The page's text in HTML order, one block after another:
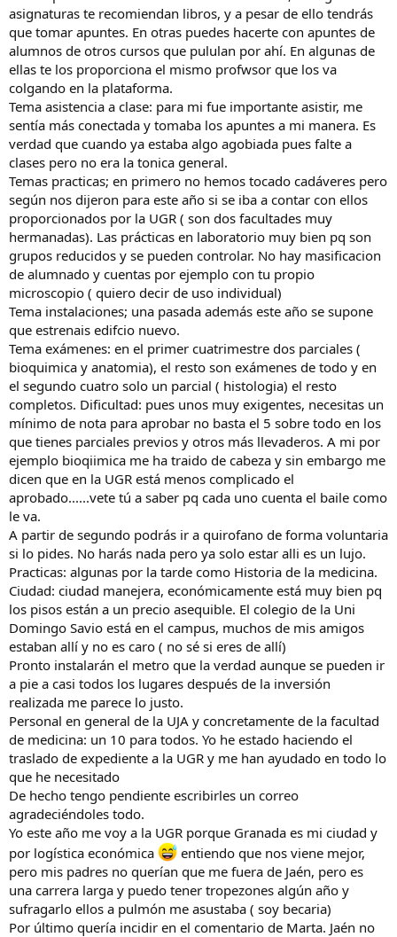
asignaturas te recomiendan libros, y a pesar de ello tendrás
que tomar apuntes. En otras puedes hacerte con apuntes de
alumnos de otros cursos que pululan por ahí. En algunas de
ellas te los proporciona el mismo profwsor que los va
colgando en la plataforma.
Tema asistencia a clase: para mi fue importante asistir, me
sentía más conectada y tomaba los apuntes a mi manera. Es
verdad que cuando ya estaba algo agobiada pues falte a
clases pero no era la tonica general.
Temas practicas; en primero no hemos tocado cadáveres pero
según nos dijeron para este año si se iba a contar con ellos
proporcionados por la UGR ( son dos facultades muy
hermanadas). Las prácticas en laboratorio muy bien pq son
grupos reducidos y se pueden controlar. No hay masificacion
de alumnado y cuentas por ejemplo con tu propio
microscopio ( quiero decir de uso individual)
Tema instalaciones; una pasada además este año se supone
que estrenais edifcio nuevo.
Tema exámenes: en el primer cuatrimestre dos parciales (
bioquimica y anatomia), el resto son exámenes de todo y en
el segundo cuatro solo un parcial ( histologia) el resto
completos. Dificultad: pues unos muy exigentes, necesitas un
mínimo de nota para aprobar no basta el 5 sobre todo en los
que tienes parciales previos y otros más llevaderos. A mi por
ejemplo bioqiimica me ha traido de cabeza y sin embargo me
dicen que en la UGR está menos complicado el
aprobado......vete tú a saber pq cada uno cuenta el baile como
le va.
A partir de segundo podrás ir a quirofano de forma voluntaria
si lo pides. No harás nada pero ya solo estar alli es un lujo.
Practicas: algunas por la tarde como Historia de la medicina.
Ciudad: ciudad manejera, económicamente está muy bien pq
los pisos están a un precio asequible. El colegio de la Uni
Domingo Savio está en el campus, muchos de mis amigos
estaban allí y no es caro ( no sé si eres de allí)
Pronto instalarán el metro que la verdad aunque se pueden ir
a pie a casi todos los lugares después de la inversión
realizada me parece lo justo.
Personal en general de la UJA y concretamente de la facultad
de medicina: un 10 para todos. Yo he estado haciendo el
traslado de expediente a la UGR y me han ayudado en todo lo
que he necesitado
De hecho tengo pendiente escribirles un correo
agradeciéndoles todo.
Yo este año me voy a la UGR porque Granada es mi ciudad y
por logística económica
entiendo que nos viene mejor,
pero mis padres no querían que me fuera de Jaén, pero es
una carrera larga y puedo tener tropezones algún año y
sufragarlo ellos a pulmón me asustaba ( soy becaria)
Por último quería incidir en el comentario de Marta. Jaén no